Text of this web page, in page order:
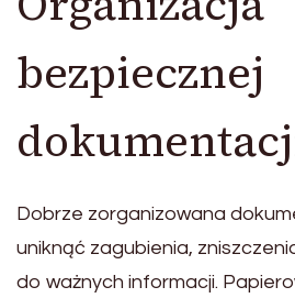
bezpiecznej
Dobrze zorganizowana
uniknąć zagubienia,
do ważnych informacji.